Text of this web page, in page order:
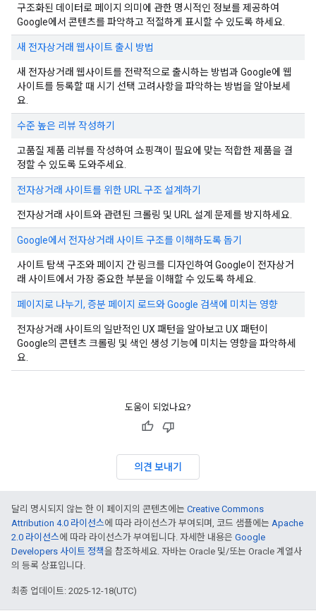
구조화된 데이터로 페이지 의미에 관한 명시적인 정보를 제공하여
Google에서 콘텐츠를 파악하고 적절하게 표시할 수 있도록 하세요.
새 전자상거래 웹사이트 출시 방법
새 전자상거래 웹사이트를 전략적으로 출시하는 방법과 Google에 웹
사이트를 등록할 때 시기 선택 고려사항을 파악하는 방법을 알아보세
요.
수준 높은 리뷰 작성하기
고품질 제품 리뷰를 작성하여 쇼핑객이 필요에 맞는 적합한 제품을 결
정할 수 있도록 도와주세요.
전자상거래 사이트를 위한 URL 구조 설계하기
전자상거래 사이트와 관련된 크롤링 및 URL 설계 문제를 방지하세요.
Google에서 전자상거래 사이트 구조를 이해하도록 돕기
사이트 탐색 구조와 페이지 간 링크를 디자인하여 Google이 전자상거
래 사이트에서 가장 중요한 부분을 이해할 수 있도록 하세요.
페이지로 나누기, 증분 페이지 로드와 Google 검색에 미치는 영향
전자상거래 사이트의 일반적인 UX 패턴을 알아보고 UX 패턴이
Google의 콘텐츠 크롤링 및 색인 생성 기능에 미치는 영향을 파악하세
요.
도움이 되었나요?
의견 보내기
달리 명시되지 않는 한 이 페이지의 콘텐츠에는 Creative Commons
Attribution 4.0 라이선스에 따라 라이선스가 부여되며, 코드 샘플에는 Apache
2.0 라이선스에 따라 라이선스가 부여됩니다. 자세한 내용은 Google
Developers 사이트 정책을 참조하세요. 자바는 Oracle 및/또는 Oracle 계열사
의 등록 상표입니다.
최종 업데이트: 2025-12-18(UTC)